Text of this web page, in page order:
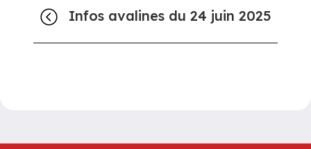
Infos avalines du 24 juin 2025